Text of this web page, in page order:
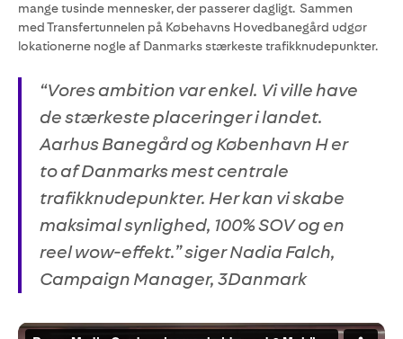
mange tusinde mennesker, der passerer dagligt. Sammen
med Transfertunnelen på Købehavns Hovedbanegård udgør
lokationerne nogle af Danmarks stærkeste trafikknudepunkter.
“Vores ambition var enkel. Vi ville have
de stærkeste placeringer i landet.
Aarhus Banegård og København H er
to af Danmarks mest centrale
trafikknudepunkter. Her kan vi skabe
maksimal synlighed, 100% SOV og en
reel wow-effekt.” siger Nadia Falch,
Campaign Manager, 3Danmark